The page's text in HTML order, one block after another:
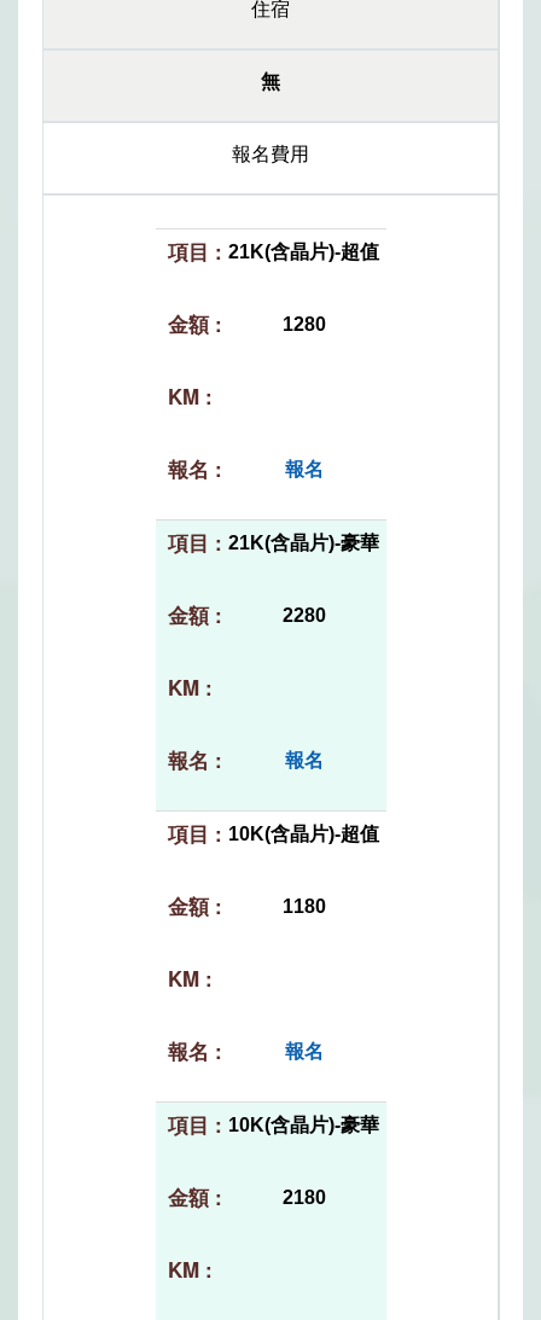
住宿
無
報名費用
21K(含晶片)-超值
1280
報名
21K(含晶片)-豪華
2280
報名
10K(含晶片)-超值
1180
報名
10K(含晶片)-豪華
2180